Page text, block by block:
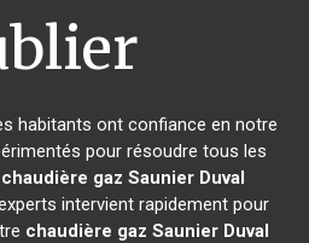
habitants ont confiance en notre
pour résoudre tous les
chaudière gaz Saunier Duval
intervient rapidement pour
chaudière gaz Saunier Duval